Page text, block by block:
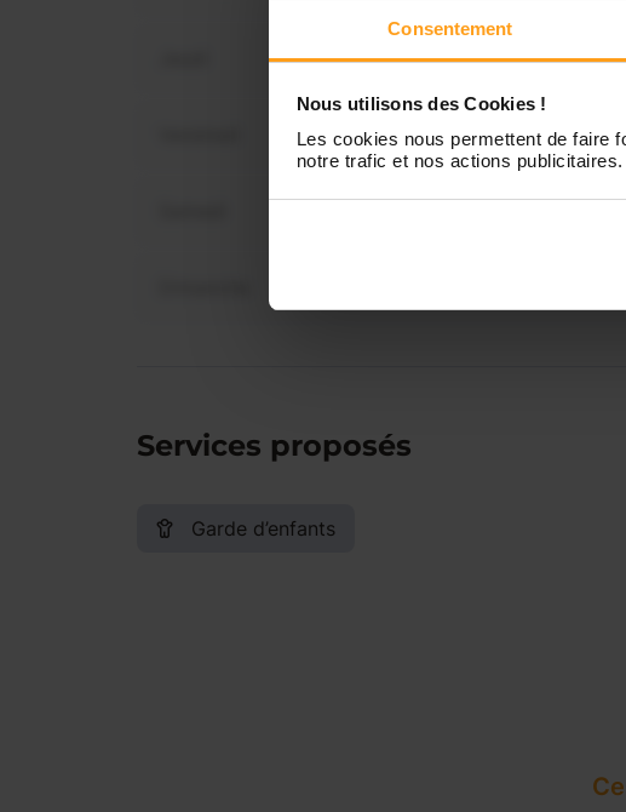
Consentement
Nous utilisons des Cookies !
Les cookies nous permettent de faire
notre trafic et nos actions publicitaires.
disponibilités
Services proposés
Garde d’enfants